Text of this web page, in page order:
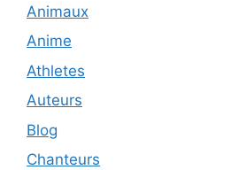
Animaux
Anime
Athletes
Auteurs
Blog
Chanteurs